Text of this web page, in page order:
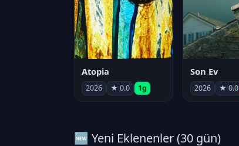
Atopia
2026 ★ 0.0 1g
Son Ev
2026 ★ 0.0
🆕 Yeni Eklenenler (30 gün)